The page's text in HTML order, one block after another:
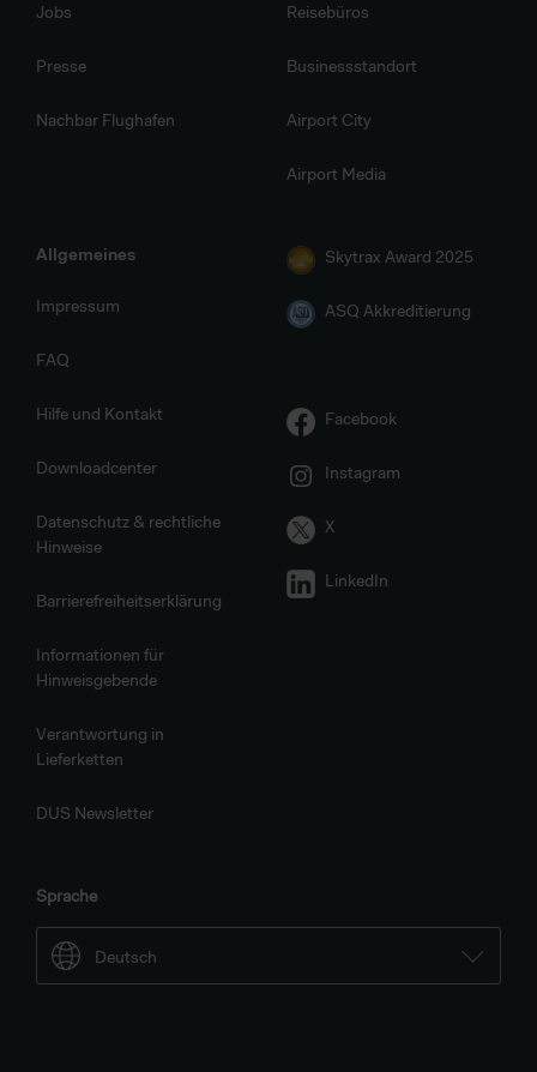
Jobs
Presse
Nachbar Flughafen
Reisebüros
Businessstandort
Airport City
Airport Media
Allgemeines
Impressum
FAQ
Hilfe und Kontakt
Downloadcenter
Datenschutz & rechtliche
Hinweise
Barrierefreiheitserklärung
Informationen für
Hinweisgebende
Verantwortung in
Lieferketten
DUS Newsletter
Skytrax Award 2025
ASQ Akkreditierung
Facebook
Instagram
X
LinkedIn
Sprache
Deutsch